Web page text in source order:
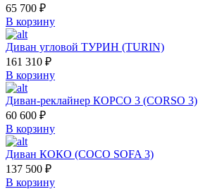
65 700 ₽
В корзину
Диван угловой ТУРИН (TURIN)
161 310 ₽
В корзину
Диван-реклайнер КОРСО 3 (CORSO 3)
60 600 ₽
В корзину
Диван КОКО (COCO SOFA 3)
137 500 ₽
В корзину